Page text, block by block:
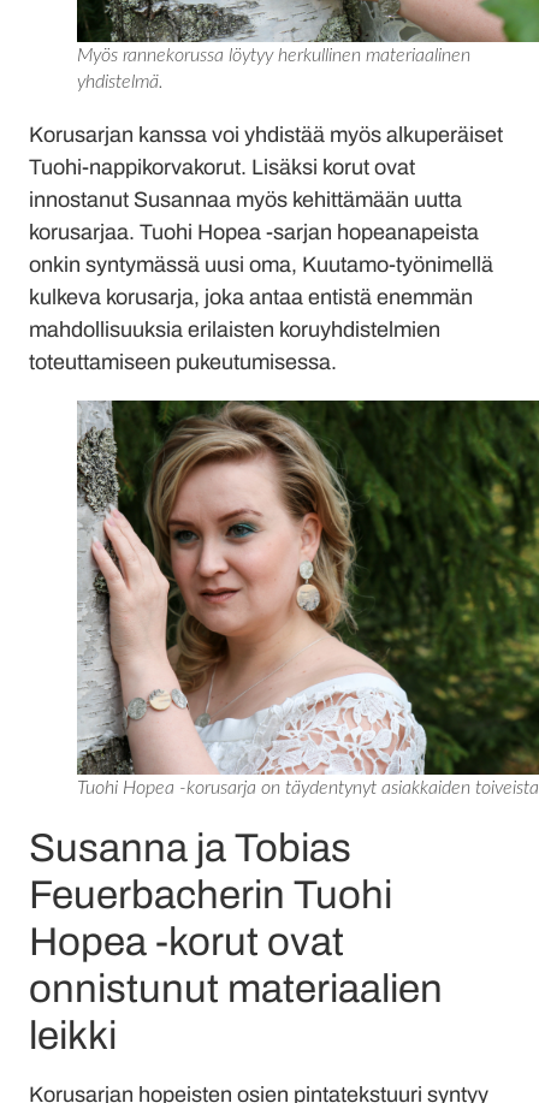
Myös rannekorussa löytyy herkullinen materiaalinen
yhdistelmä.
Korusarjan kanssa voi yhdistää myös alkuperäiset
Tuohi-nappikorvakorut. Lisäksi korut ovat
innostanut Susannaa myös kehittämään uutta
korusarjaa. Tuohi Hopea -sarjan hopeanapeista
onkin syntymässä uusi oma, Kuutamo-työnimellä
kulkeva korusarja, joka antaa entistä enemmän
mahdollisuuksia erilaisten koruyhdistelmien
toteuttamiseen pukeutumisessa.
Tuohi Hopea -korusarja on täydentynyt asiakkaiden
Susanna ja Tobias
Feuerbacherin Tuohi
Hopea -korut ovat
onnistunut materiaalien
leikki
Korusarjan hopeisten osien pintatekstuuri syntyy